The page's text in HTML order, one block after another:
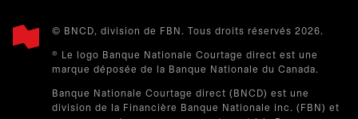
© BNCD, division de FBN. Tous droits réservés 2026.
® Le logo Banque Nationale Courtage direct est une
marque déposée de la Banque Nationale du Canada.
Banque Nationale Courtage direct (BNCD) est une
division de la Financière Banque Nationale inc. (FBN) et